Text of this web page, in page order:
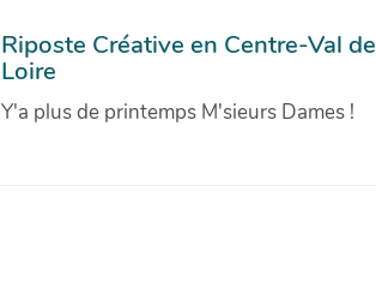
Riposte Créative en Centre-Val de
Loire
Y'a plus de printemps M'sieurs Dames !